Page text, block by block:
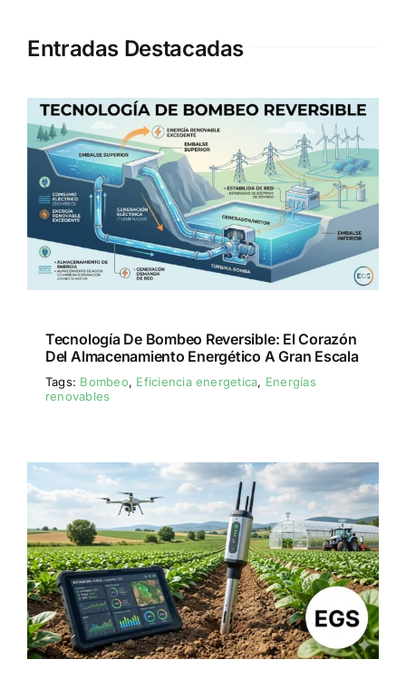
Entradas Destacadas
Tecnología De Bombeo Reversible: El Corazón
Del Almacenamiento Energético A Gran Escala
Tags: Bombeo, Eficiencia energetica, Energías
renovables